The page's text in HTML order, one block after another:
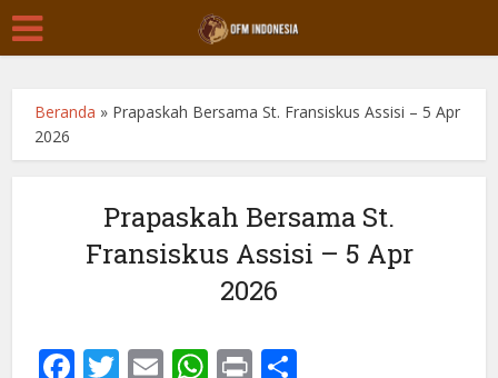
Beranda » Prapaskah Bersama St. Fransiskus Assisi – 5 Apr
2026
Prapaskah Bersama St.
Fransiskus Assisi – 5 Apr
2026
Facebook
Twitter
EmailWhatsApp
Print